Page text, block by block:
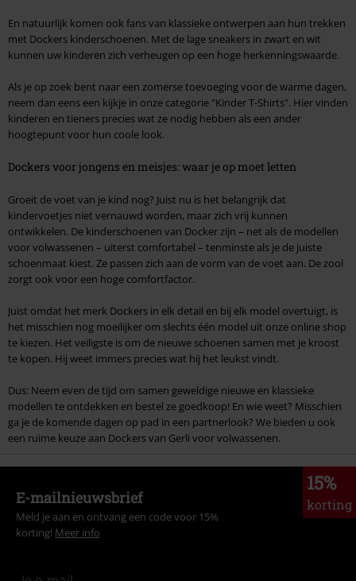
En natuurlijk komen ook fans van klassieke ontwerpen aan hun trekken
met Dockers kinderschoenen. Met de lage sneakers in zwart en wit
kunnen uw kinderen zich verheugen op een hoge herkenningswaarde.
Als je op zoek bent naar een zomerse toevoeging voor de warme dagen,
neem dan eens een kijkje in onze categorie "Kinder T-Shirts". Hier vinden
kinderen en tieners precies wat ze nodig hebben als een ander
hoogtepunt voor hun coole look.
Dockers voor jongens en meisjes: waar je op moet letten
Groeit de voet van je kind nog? Juist nu is het belangrijk dat
kindervoetjes niet vernauwd worden, maar zich vrij kunnen
ontwikkelen. De kinderschoenen van Docker zijn – net als de modellen
voor volwassenen – uiterst comfortabel – tenminste als je de juiste
schoenmaat kiest. Ze passen zich aan de vorm van de voet aan. De zool
zorgt ook voor een hoge comfortfactor.
Juist omdat het merk Dockers in elk detail en bij elk model overtuigt, is
het misschien nog moeilijker om slechts één model uit onze online shop
te kiezen. Het veiligste is om de nieuwe schoenen samen met je kroost
te kopen. Hij weet immers precies wat hij het leukst vindt.
Dus: Neem even de tijd om samen geweldige nieuwe en klassieke
modellen te ontdekken en bestel ze goedkoop! En wie weet? Misschien
ga je de komende dagen op pad in een partnerlook? We bieden u ook
een ruime keuze aan Dockers van Gerli voor volwassenen.
15%
korting
E-mailnieuwsbrief
Meld je aan en ontvang een code voor 15%
korting! Meer info